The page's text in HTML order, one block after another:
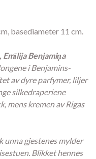
basediameter 11 cm.
Benjamiņa
i Benjamins-
av dyre parfymer, liljer
silkedraperiene
mens kremen av Rigas
unna gjestenes mylder
Blikket hennes